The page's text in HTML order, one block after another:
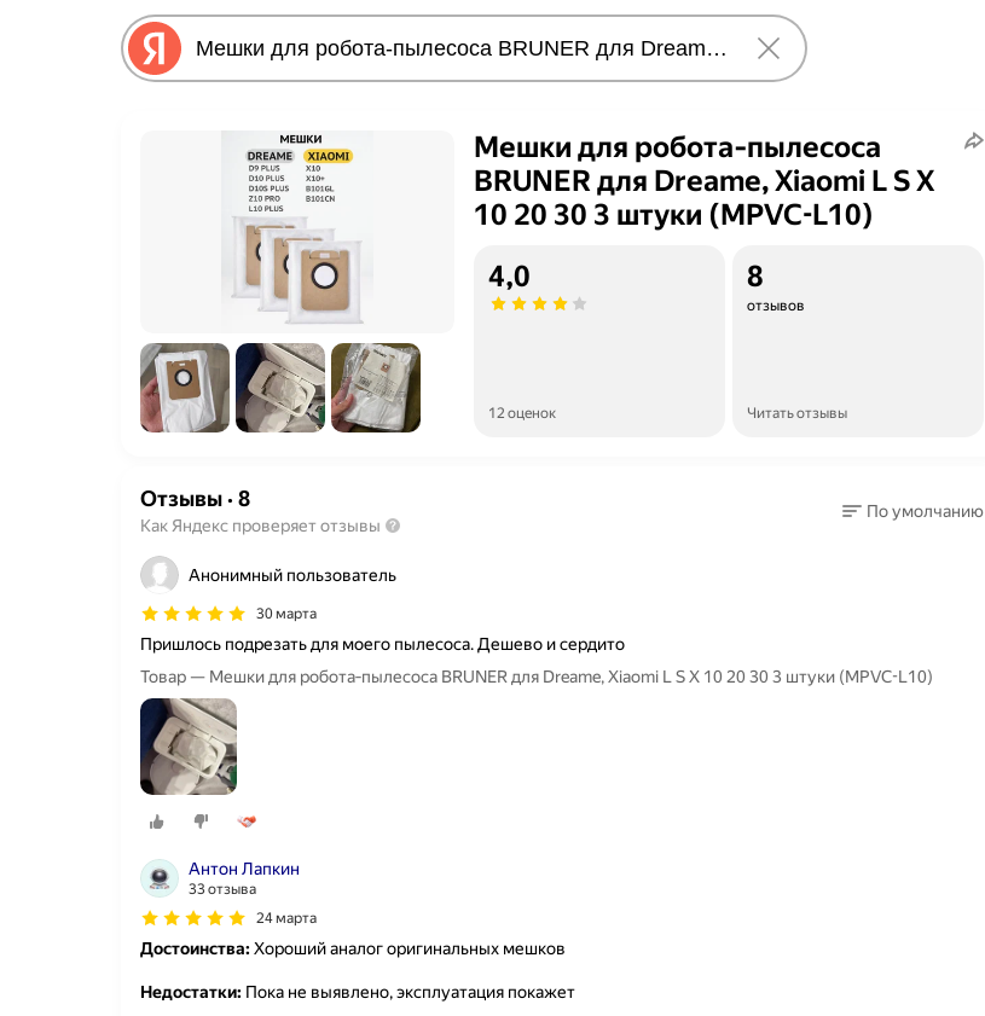
Мешки для робота‑пылесоса
BRUNER для Dreame, Xiaomi L S X
10 20 30 3 штуки (MPVC-L10)
4,0
12 оценок
8
отзывов
Читать отзывы
Отзывы· 8
Как Яндекс проверяет отзывы
По умолчанию
Анонимный пользователь
30 марта
Пришлось подрезать для моего пылесоса. Дешево и сердито
Товар — Мешки для робота‑пылесоса BRUNER для Dreame, Xiaomi L S X 10 20 30 3 штуки (MPVC-L10)
Антон Лапкин
33 отзыва
24 марта
Достоинства:Хороший аналог оригинальных мешков
Недостатки: Пока не выявлено, эксплуатация покажет